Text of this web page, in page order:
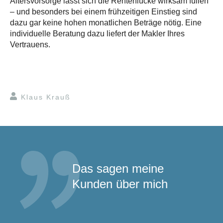
– und besonders bei einem frühzeitigen Einstieg sind
dazu gar keine hohen monatlichen Beträge nötig. Eine
individuelle Beratung dazu liefert der Makler Ihres
Vertrauens.
Klaus Krauß
Das sagen meine
Kunden über mich